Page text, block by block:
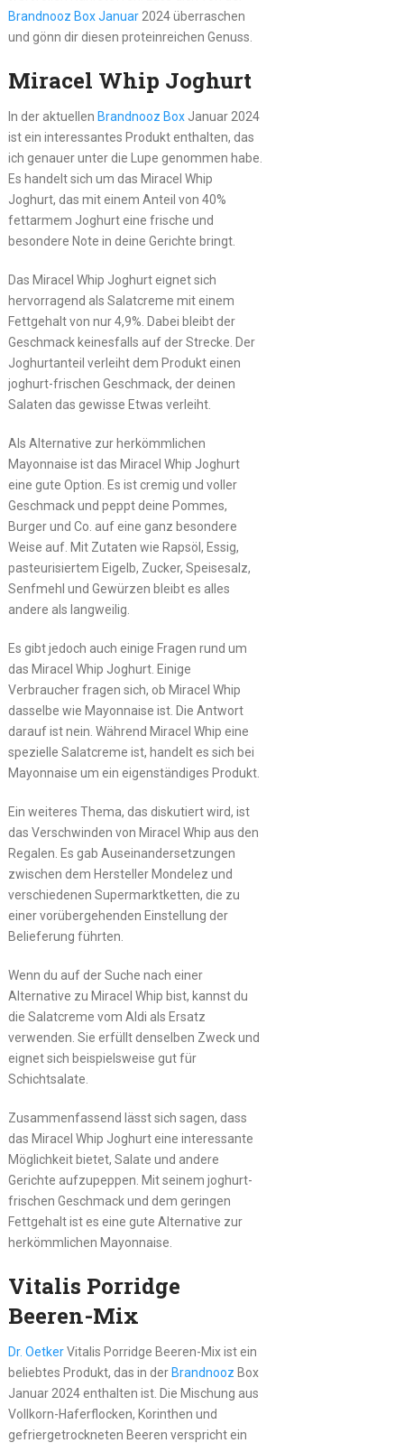
Brandnooz Box Januar2024 überraschen
und gönn dir diesen proteinreichen Genuss.
Miracel Whip Joghurt
In der aktuellen Brandnooz BoxJanuar 2024
ist ein interessantes Produkt enthalten, das
ich genauer unter die Lupe genommen habe.
Es handelt sich um das Miracel Whip
Joghurt, das mit einem Anteil von 40%
fettarmem Joghurt eine frische und
besondere Note in deine Gerichte bringt.
Das Miracel Whip Joghurt eignet sich
hervorragend als Salatcreme mit einem
Fettgehalt von nur 4,9%. Dabei bleibt der
Geschmack keinesfalls auf der Strecke. Der
Joghurtanteil verleiht dem Produkt einen
joghurt-frischen Geschmack, der deinen
Salaten das gewisse Etwas verleiht.
Als Alternative zur herkömmlichen
Mayonnaise ist das Miracel Whip Joghurt
eine gute Option. Es ist cremig und voller
Geschmack und peppt deine Pommes,
Burger und Co. auf eine ganz besondere
Weise auf. Mit Zutaten wie Rapsöl, Essig,
pasteurisiertem Eigelb, Zucker, Speisesalz,
Senfmehl und Gewürzen bleibt es alles
andere als langweilig.
Es gibt jedoch auch einige Fragen rund um
das Miracel Whip Joghurt. Einige
Verbraucher fragen sich, ob Miracel Whip
dasselbe wie Mayonnaise ist. Die Antwort
darauf ist nein. Während Miracel Whip eine
spezielle Salatcreme ist, handelt es sich bei
Mayonnaise um ein eigenständiges Produkt.
Ein weiteres Thema, das diskutiert wird, ist
das Verschwinden von Miracel Whip aus den
Regalen. Es gab Auseinandersetzungen
zwischen dem Hersteller Mondelez und
verschiedenen Supermarktketten, die zu
einer vorübergehenden Einstellung der
Belieferung führten.
Wenn du auf der Suche nach einer
Alternative zu Miracel Whip bist, kannst du
die Salatcreme vom Aldi als Ersatz
verwenden. Sie erfüllt denselben Zweck und
eignet sich beispielsweise gut für
Schichtsalate.
Zusammenfassend lässt sich sagen, dass
das Miracel Whip Joghurt eine interessante
Möglichkeit bietet, Salate und andere
Gerichte aufzupeppen. Mit seinem joghurt-
frischen Geschmack und dem geringen
Fettgehalt ist es eine gute Alternative zur
herkömmlichen Mayonnaise.
Vitalis Porridge
Beeren-Mix
Dr. OetkerVitalis Porridge Beeren-Mix ist ein
beliebtes Produkt, das in derBrandnooz Box
Januar 2024 enthalten ist. Die Mischung aus
Vollkorn-Haferflocken, Korinthen und
gefriergetrockneten Beeren verspricht ein